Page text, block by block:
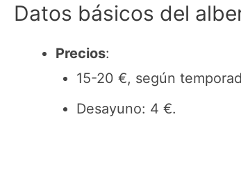
Datos básicos del
Precios:
15-20 €, según
Desayuno: 4 €.